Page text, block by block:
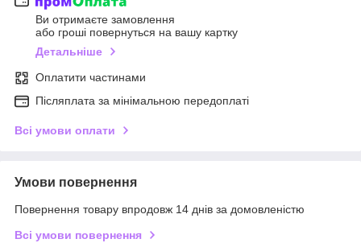
Ви отримаєте замовлення
або гроші повернуться на вашу картку
Детальніше
Оплатити частинами
Післяплата за мінімальною передоплаті
Всі умови оплати
Умови повернення
Повернення товару впродовж 14 днів за домовленістю
Всі умови повернення